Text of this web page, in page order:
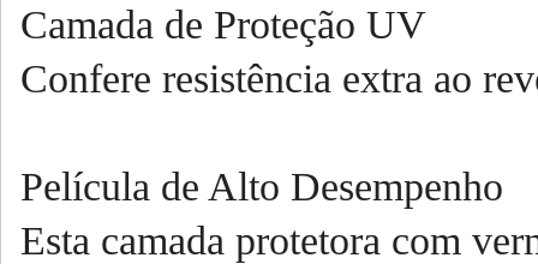
Camada de Proteção UV
Confere resistência extra ao
Película de Alto Desempenho
Esta camada protetora com